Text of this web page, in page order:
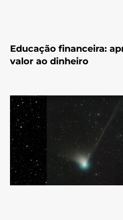
Educação financeira:
valor ao dinheiro